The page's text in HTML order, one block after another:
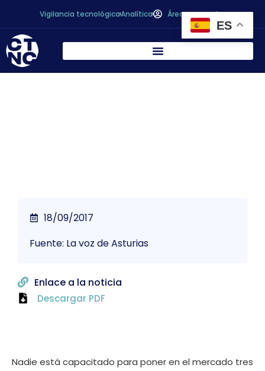
Vigilancia tecnológicaAnalítica Área personal
Nadie está capacitado para poner en el mercado tres
18/09/2017
Fuente: La voz de Asturias
Enlace a la noticia
Descargar PDF
ES